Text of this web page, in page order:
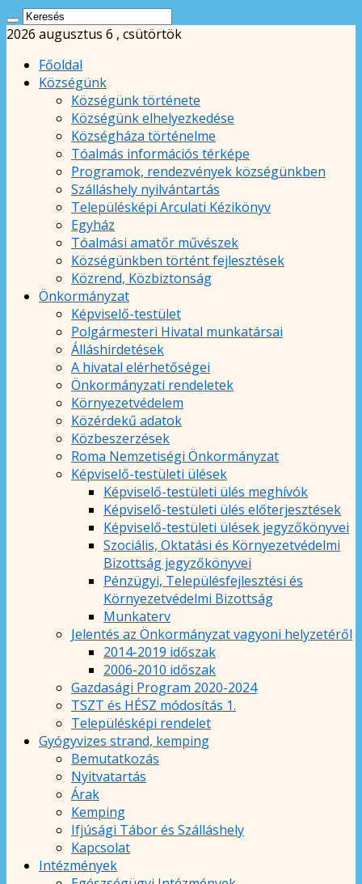
2026 augusztus 6 , csütörtök
Főoldal
Községünk
Községünk története
Községünk elhelyezkedése
Községháza történelme
Tóalmás információs térképe
Programok, rendezvények községünkben
Szálláshely nyilvántartás
Településképi Arculati Kézikönyv
Egyház
Tóalmási amatőr művészek
Községünkben történt fejlesztések
Közrend, Közbiztonság
Önkormányzat
Képviselő-testület
Polgármesteri Hivatal munkatársai
Álláshirdetések
A hivatal elérhetőségei
Önkormányzati rendeletek
Környezetvédelem
Közérdekű adatok
Közbeszerzések
Roma Nemzetiségi Önkormányzat
Képviselő-testületi ülések
Képviselő-testületi ülés meghívók
Képviselő-testületi ülés előterjesztések
Képviselő-testületi ülések jegyzőkönyvei
Szociális, Oktatási és Környezetvédelmi
Bizottság jegyzőkönyvei
Pénzügyi, Településfejlesztési és
Környezetvédelmi Bizottság
Munkaterv
Jelentés az Önkormányzat vagyoni helyzetéről
2014-2019 időszak
2006-2010 időszak
Gazdasági Program 2020-2024
TSZT és HÉSZ módosítás 1.
Településképi rendelet
Gyógyvizes strand, kemping
Bemutatkozás
Nyitvatartás
Árak
Kemping
Ifjúsági Tábor és Szálláshely
Kapcsolat
Intézmények